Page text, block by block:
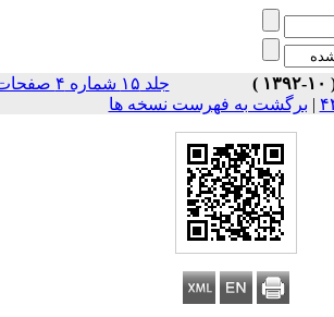
جلد ۱۵ شماره ۴ صفحات
|برگشت به فهرست نسخه ها